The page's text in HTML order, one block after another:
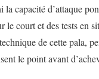
la capacité d’attaque
le court et des tests en
de cette pala,
le point avant